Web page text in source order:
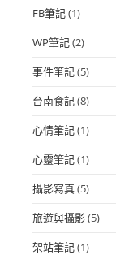
FB筆記(1)
WP筆記(2)
事件筆記(5)
台南食記(8)
心情筆記(1)
心靈筆記(1)
攝影寫真(5)
旅遊與攝影(5)
架站筆記(1)